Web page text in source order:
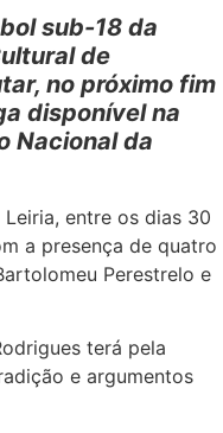
sub-18 da
de
no próximo fim
disponível na
Nacional da
entre os dias 30
a presença de quatro
Perestrelo e
terá pela
e argumentos